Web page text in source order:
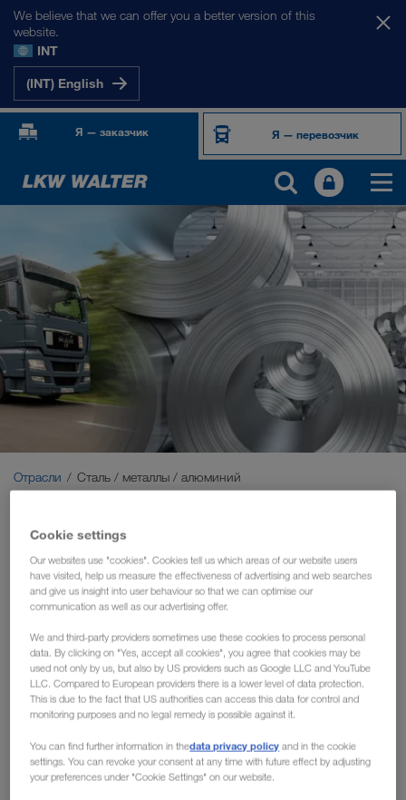
We believe that we can offer you a better version of this
website.
INT
(INT) English
Я — заказчик Я — перевозчик
ПРОДУКТЫ И УСЛУГИ
Автомобильные перевозки
Цифровые решения
Комбинированные перевозки
Экологичные перевозки
Отрасли
Отрасли Сталь / металлы / алюминий
Перевозка стали/металлов/
алюминия - Гибкие
производственные мощности
для международных
перевозок
Вы ищете правильную транспортную организацию для
в будущем погрузки и разгрузки в авральном порядке и
быстрее реагировать на колебания в сталелитейной
Cookie settings
Our websites use "cookies". Cookies tell us which areas of our website users
have visited, help us measure the effectiveness of advertising and web searches
and give us insight into user behaviour so that we can optimise our
communication as well as our advertising offer.
We and third-party providers sometimes use these cookies to process personal
data. By clicking on "Yes, accept all cookies", you agree that cookies may be
used not only by us, but also by US providers such as Google LLC and YouTube
LLC. Compared to European providers there is a lower level of data protection.
This is due to the fact that US authorities can access this data for control and
monitoring purposes and no legal remedy is possible against it.
You can find further information in thedata privacy policy and in the cookie
settings. You can revoke your consent at any time with future effect by adjusting
your preferences under "Cookie Settings" on our website.